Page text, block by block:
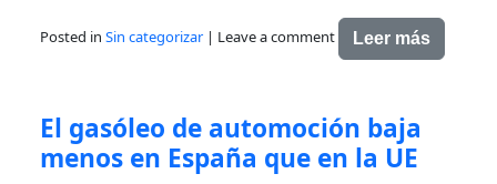
Posted in Sin categorizar | Leave a comment Leer más
El gasóleo de automoción baja
menos en España que en la UE